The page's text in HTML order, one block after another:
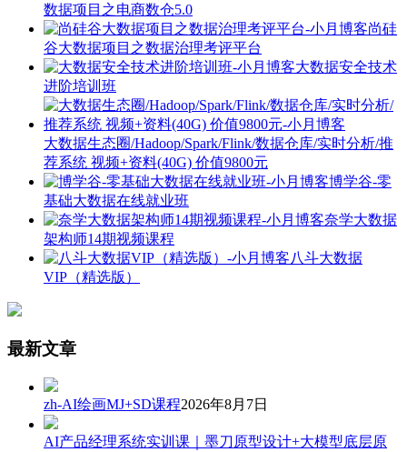
数据项目之电商数仓5.0
尚硅
谷大数据项目之数据治理考评平台
大数据安全技术
进阶培训班
大数据生态圈/Hadoop/Spark/Flink/数据仓库/实时分析/推
荐系统 视频+资料(40G) 价值9800元
博学谷-零
基础大数据在线就业班
奈学大数据
架构师14期视频课程
八斗大数据
VIP（精选版）
最新文章
zh-AI绘画MJ+SD课程2026年8月7日
AI产品经理系统实训课｜墨刀原型设计+大模型底层原